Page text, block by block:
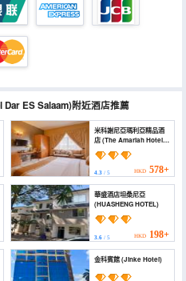
Dar ES Salaam)附近酒店推薦
米科謝尼亞瑪利亞精品酒
店 (The Amariah Hotel &
Apartments Mikocheni)
4.3/ 5 HKD 578+
華盛酒店坦桑尼亞
(HUASHENG HOTEL)
3.6/ 5 HKD 198+
金科賓館 (Jinke Hotel)